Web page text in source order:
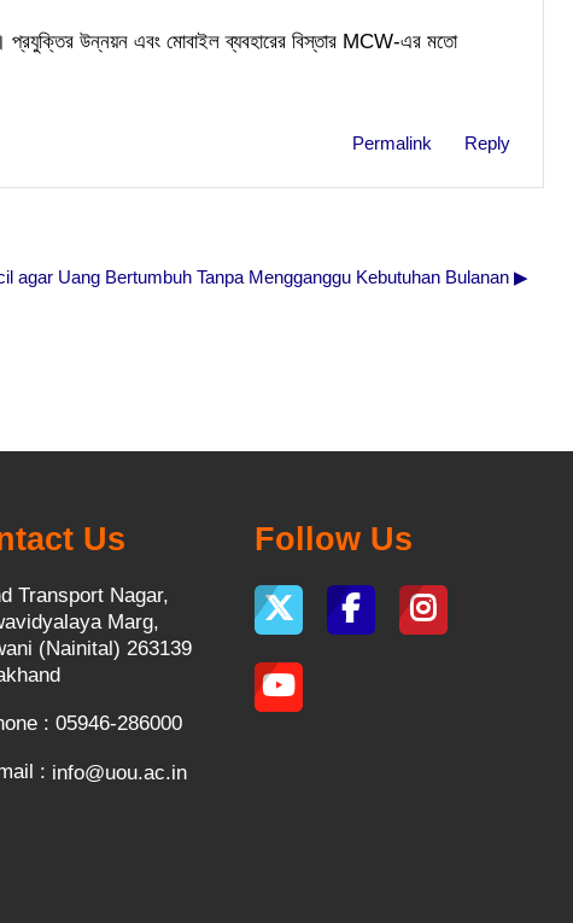
প্রযুক্তির উন্নয়ন এবং মোবাইল ব্যবহারের বিস্তার MCW-এর মতো
Permalink Reply
agar Uang Bertumbuh Tanpa Mengganggu Kebutuhan Bulanan ▶︎
Us
Transport Nagar,
Marg,
(Nainital) 263139
: 05946-286000
: info@uou.ac.in
Follow Us